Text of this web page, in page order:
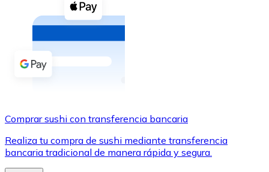
Comprar con efectivo
Transferencia SEPA
Añade fondos a tu cuenta Bitnovo o realiza compras
Comprar con Transferencia
Utiliza tarjetas Visa y Mastercard para comprar
Comprar con tarjeta
Tienda - Tarjetas regalo
Comprar sushi con transferencia bancaria
Realiza tu compra de sushi mediante transferencia
bancaria tradicional de manera rápida y segura.